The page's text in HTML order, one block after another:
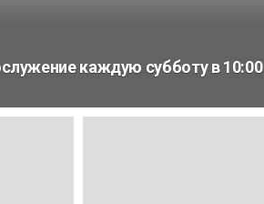
каждую субботу в 10:00